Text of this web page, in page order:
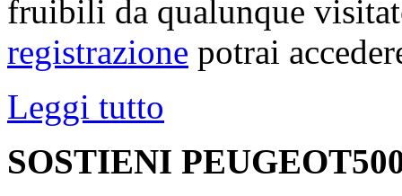
fruibili da qualunque
registrazione potrai
Leggi tutto
SOSTIENI